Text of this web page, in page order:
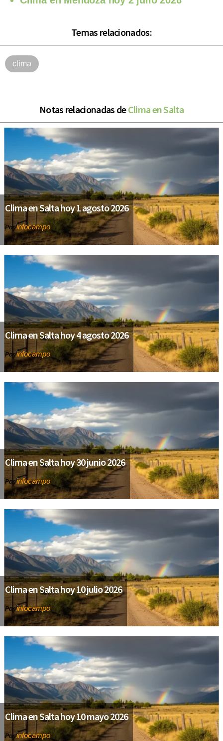
Temas relacionados:
clima
Notas relacionadas deClima en Salta
Clima en Salta hoy 1 agosto 2026
Porinfocampo
Clima en Salta hoy 4 agosto 2026
Porinfocampo
Clima en Salta hoy 30 junio 2026
Porinfocampo
Clima en Salta hoy 10 julio 2026
Porinfocampo
Clima en Salta hoy 10 mayo 2026
Porinfocampo